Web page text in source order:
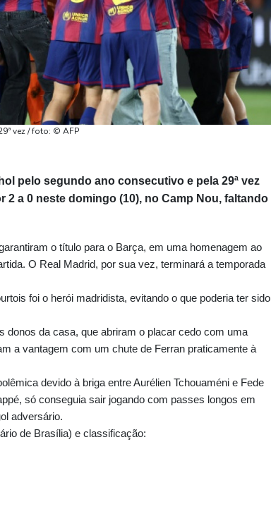
vez / foto: © AFP
pelo segundo ano consecutivo e pela 29ª vez
a 0 neste domingo (10), no Camp Nou, faltando
o título para o Barça, em uma homenagem ao
O Real Madrid, por sua vez, terminará a temporada
foi o herói madridista, evitando o que poderia ter sido
donos da casa, que abriram o placar cedo com uma
a vantagem com um chute de Ferran praticamente à
devido à briga entre Aurélien Tchouaméni e Fede
só conseguia sair jogando com passes longos em
adversário.
de Brasília) e classificação: